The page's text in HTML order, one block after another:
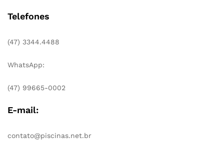
Telefones
(47) 3344.4488
WhatsApp:
(47) 99665-0002
E-mail:
contato@piscinas.net.br